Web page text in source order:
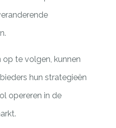
te volgen, kunnen
hun strategieën
opereren in de